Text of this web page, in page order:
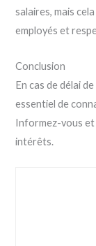
salaires, mais
employés et
Conclusion
En cas de délai
essentiel de
Informez-vous
intérêts.